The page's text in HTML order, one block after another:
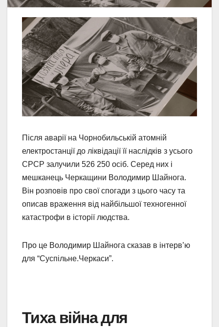
Після аварії на Чорнобильській атомній
електростанції до ліквідації її наслідків з усього
СРСР залучили 526 250 осіб. Серед них і
мешканець Черкащини Володимир Шайнога.
Він розповів про свої спогади з цього часу та
описав враження від найбільшої техногенної
катастрофи в історії людства.
Про це Володимир Шайнога сказав в інтерв’ю
для “Суспільне.Черкаси”.
Тиха війна для